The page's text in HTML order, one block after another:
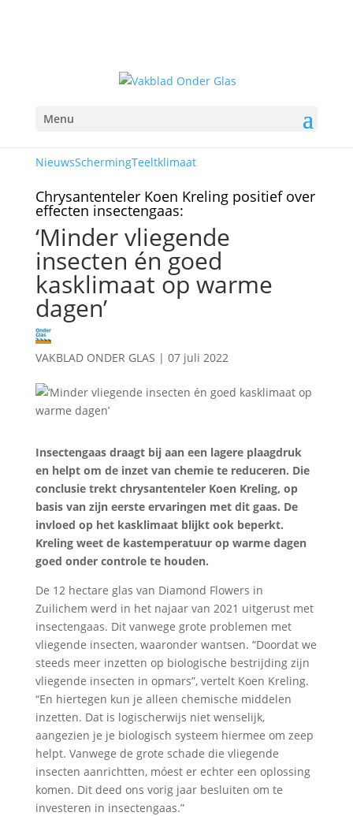
Menu
NieuwsSchermingTeeltklimaat
Chrysantenteler Koen Kreling positief over
effecten insectengaas:
‘Minder vliegende
insecten én goed
kasklimaat op warme
dagen’
VAKBLAD ONDER GLAS | 07 juli 2022
Insectengaas draagt bij aan een lagere plaagdruk
en helpt om de inzet van chemie te reduceren. Die
conclusie trekt chrysantenteler Koen Kreling, op
basis van zijn eerste ervaringen met dit gaas. De
invloed op het kasklimaat blijkt ook beperkt.
Kreling weet de kastemperatuur op warme dagen
goed onder controle te houden.
De 12 hectare glas van Diamond Flowers in
Zuilichem werd in het najaar van 2021 uitgerust met
insectengaas. Dit vanwege grote problemen met
vliegende insecten, waaronder wantsen. “Doordat we
steeds meer inzetten op biologische bestrijding zijn
vliegende insecten in opmars”, vertelt Koen Kreling.
“En hiertegen kun je alleen chemische middelen
inzetten. Dat is logischerwijs niet wenselijk,
aangezien je je biologisch systeem hiermee om zeep
helpt. Vanwege de grote schade die vliegende
insecten aanrichtten, móest er echter een oplossing
komen. Dit deed ons vorig jaar besluiten om te
investeren in insectengaas.”